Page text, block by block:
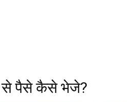
से पैसे कैसे भेजे?